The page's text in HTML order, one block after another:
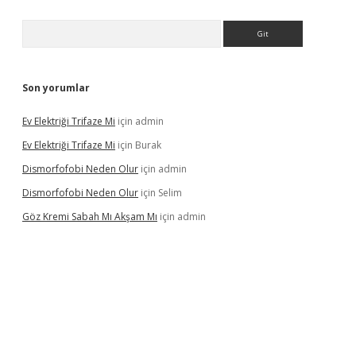
Son yorumlar
Ev Elektriği Trifaze Mi için admin
Ev Elektriği Trifaze Mi için Burak
Dismorfofobi Neden Olur için admin
Dismorfofobi Neden Olur için Selim
Göz Kremi Sabah Mı Akşam Mı için admin